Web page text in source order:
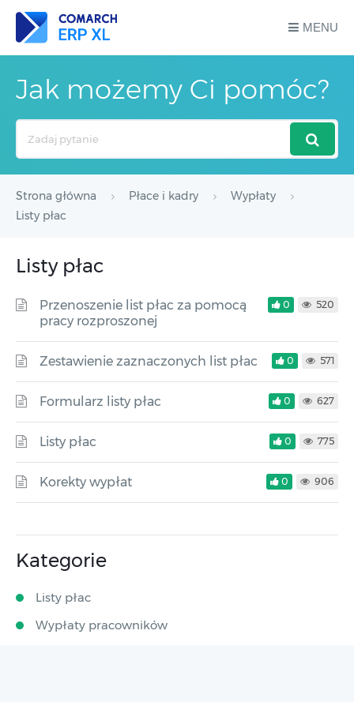
MENU
Jak możemy Ci pomóc?
Strona główna Płace i kadry
Wypłaty
Listy płac
Listy płac
Przenoszenie list płac za pomocą
pracy rozproszonej
0 520
Zestawienie zaznaczonych list płac 0 571
Formularz listy płac 0 627
Listy płac 0 775
Korekty wypłat 0 906
Kategorie
Listy płac
Wypłaty pracowników